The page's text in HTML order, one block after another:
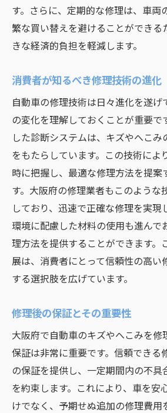
す。さらに、定期的な修理は、車両
繁な買い替えを避けることができる
きな経済的負担を軽減します。
消費者が知るべき修理技術の進化
自動車の修理技術は日々進化を遂げ
の変化を理解しておくことが重要で
した診断システムは、キズやへこみ
をもたらしています。この技術によ
時に把握し、最適な修理方法を提案
す。大阪府の修理業者もこのような
しており、迅速で正確な修理を実現
環境に配慮した材料の使用も進んで
理方法を提供することができます。
展は、消費者にとって信頼性の高い
する選択肢を広げています。
修理後の保証とその重要性
大阪府で自動車のキズやへこみを修
保証は非常に重要です。信頼できる
の保証を提供し、一定期間内の不具
を約束します。これにより、車を安
けでなく、予期せぬ追加の修理費用